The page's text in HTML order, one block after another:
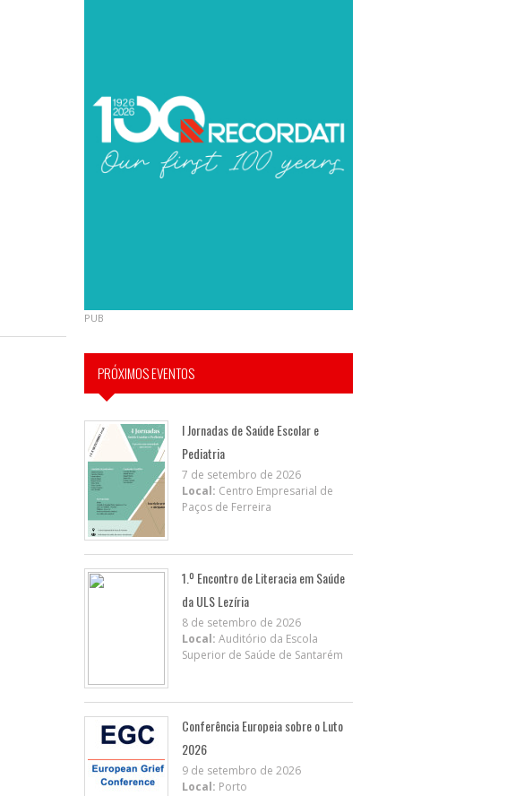
PUB
PRÓXIMOS EVENTOS
I Jornadas de Saúde Escolar e
Pediatria
7 de setembro de 2026
Local: Centro Empresarial de
Paços de Ferreira
1.º Encontro de Literacia em Saúde
da ULS Lezíria
8 de setembro de 2026
Local: Auditório da Escola
Superior de Saúde de Santarém
Conferência Europeia sobre o Luto
2026
9 de setembro de 2026
Local: Porto